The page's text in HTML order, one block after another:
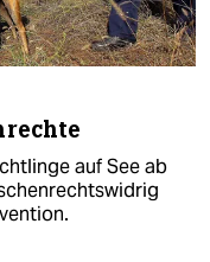
auf See ab